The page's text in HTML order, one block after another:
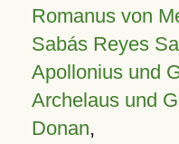
Romanus von
Sabás Reyes
Apollonius und
Archelaus und
Donan,